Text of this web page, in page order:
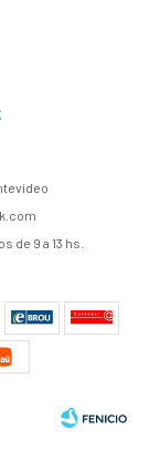
de 9 a 13 hs.